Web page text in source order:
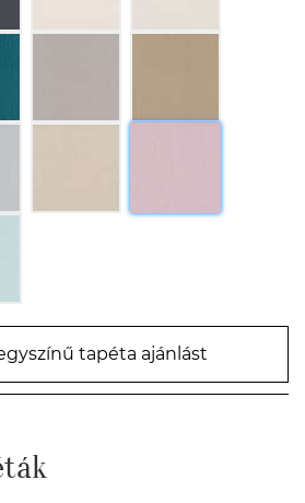
tapéta ajánlást